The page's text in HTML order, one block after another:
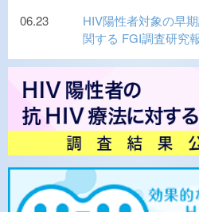
06.23
HIV陽性者対象の早
関する FGI調査研究